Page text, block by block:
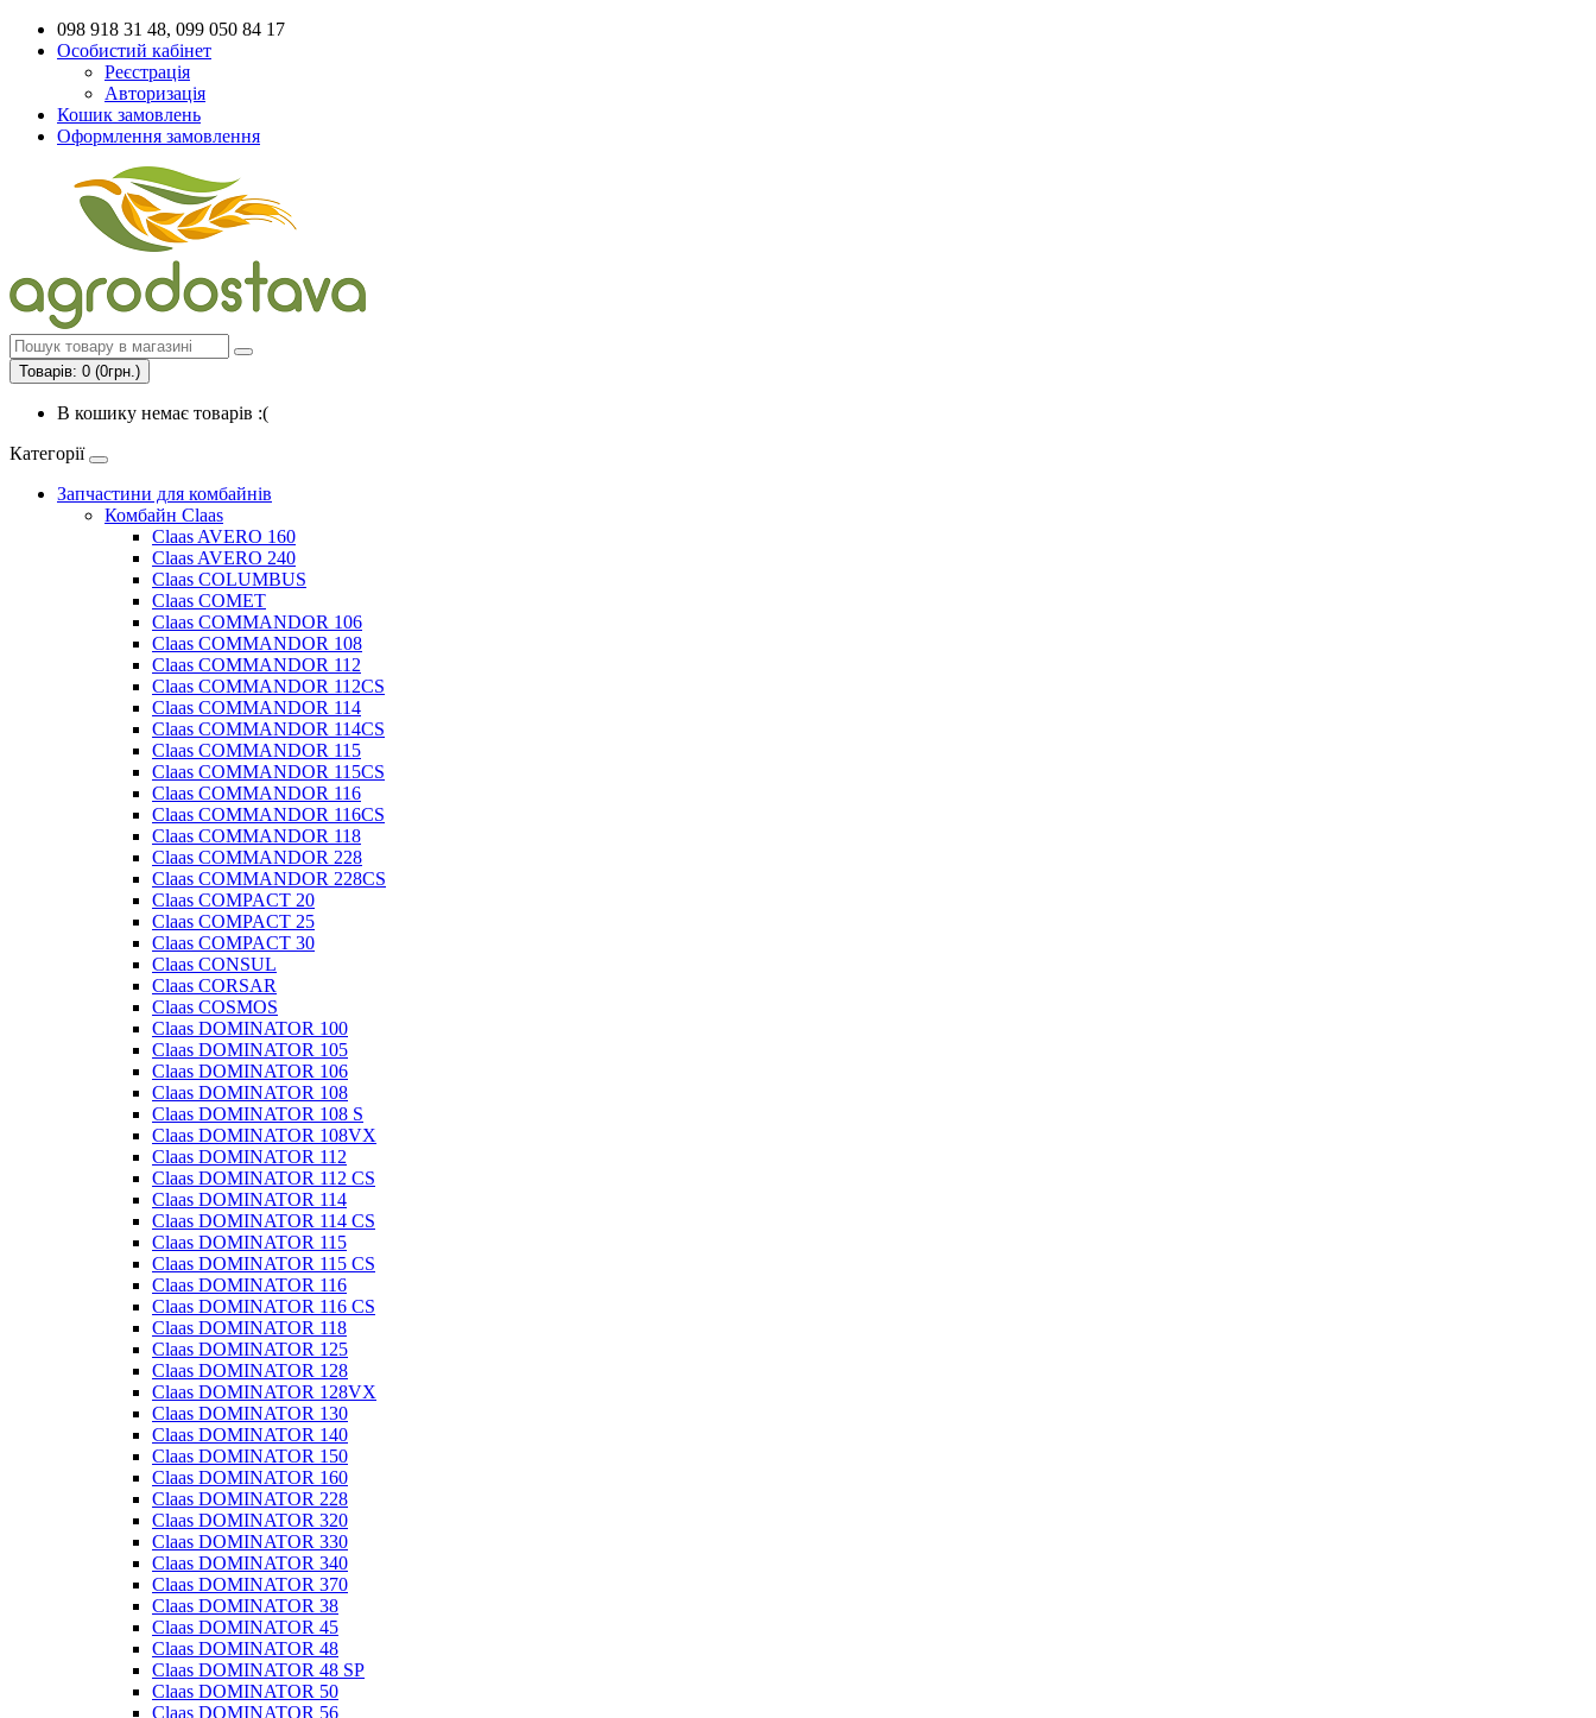
098 918 31 48, 099 050 84 17
Особистий кабінет
Реєстрація
Авторизація
Кошик замовлень
Оформлення замовлення
Товарів: 0 (0грн.)
В кошику немає товарів :(
Категорії
Запчастини для комбайнів
Комбайн Claas
Claas AVERO 160
Claas AVERO 240
Claas COLUMBUS
Claas COMET
Claas COMMANDOR 106
Claas COMMANDOR 108
Claas COMMANDOR 112
Claas COMMANDOR 112CS
Claas COMMANDOR 114
Claas COMMANDOR 114CS
Claas COMMANDOR 115
Claas COMMANDOR 115CS
Claas COMMANDOR 116
Claas COMMANDOR 116CS
Claas COMMANDOR 118
Claas COMMANDOR 228
Claas COMMANDOR 228CS
Claas COMPACT 20
Claas COMPACT 25
Claas COMPACT 30
Claas CONSUL
Claas CORSAR
Claas COSMOS
Claas DOMINATOR 100
Claas DOMINATOR 105
Claas DOMINATOR 106
Claas DOMINATOR 108
Claas DOMINATOR 108 S
Claas DOMINATOR 108VX
Claas DOMINATOR 112
Claas DOMINATOR 112 CS
Claas DOMINATOR 114
Claas DOMINATOR 114 CS
Claas DOMINATOR 115
Claas DOMINATOR 115 CS
Claas DOMINATOR 116
Claas DOMINATOR 116 CS
Claas DOMINATOR 118
Claas DOMINATOR 125
Claas DOMINATOR 128
Claas DOMINATOR 128VX
Claas DOMINATOR 130
Claas DOMINATOR 140
Claas DOMINATOR 150
Claas DOMINATOR 160
Claas DOMINATOR 228
Claas DOMINATOR 320
Claas DOMINATOR 330
Claas DOMINATOR 340
Claas DOMINATOR 370
Claas DOMINATOR 38
Claas DOMINATOR 45
Claas DOMINATOR 48
Claas DOMINATOR 48 SP
Claas DOMINATOR 50
Claas DOMINATOR 56